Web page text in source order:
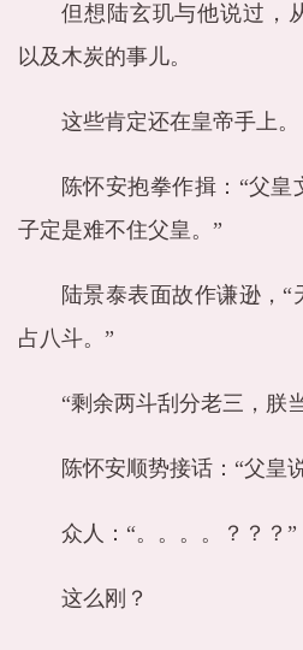
但想陆玄玑与他说过，
以及木炭的事儿。
这些肯定还在皇帝手上。
陈怀安抱拳作揖：“父
子定是难不住父皇。”
陆景泰表面故作谦逊，
占八斗。”
“剩余两斗刮分老三，朕
陈怀安顺势接话：“父皇
众人：“。。。。？？？”
这么刚？